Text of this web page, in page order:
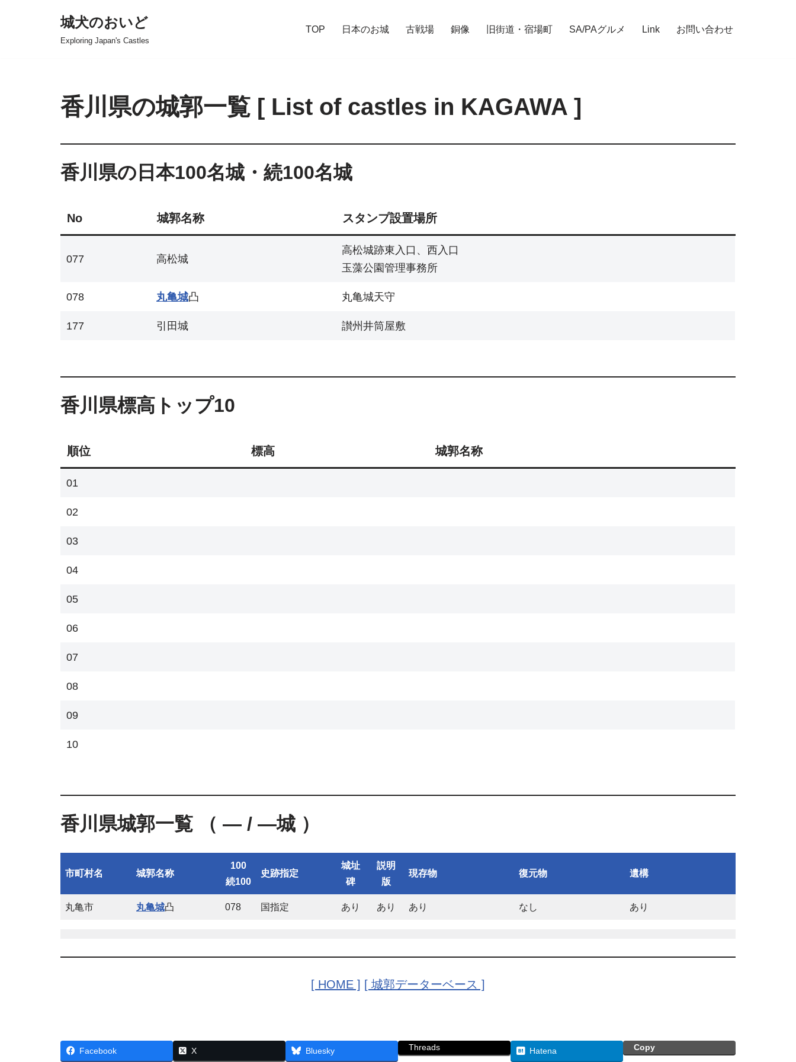
城犬のおいど
Exploring Japan's Castles
TOP 日本のお城 古戦場 銅像 旧街道・宿場町 SA/PAグルメ Link お問い合わせ
香川県の城郭一覧 [ List of castles in KAGAWA ]
香川県の日本100名城・続100名城
No 城郭名称 スタンプ設置場所
077 高松城
高松城跡東入口、西入口
玉藻公園管理事務所
078 丸亀城凸 丸亀城天守
177 引田城 讃州井筒屋敷
香川県標高トップ10
順位 標高 城郭名称
01
02
03
04
05
06
07
08
09
10
香川県城郭一覧 （ — / —城 ）
市町村名 城郭名称
100
続100
史跡指定
城址
碑
説明
版
現存物 復元物 遺構
丸亀市 丸亀城凸 078 国指定 あり あり あり なし あり
[ HOME ] [ 城郭データーベース ]
Facebook X Bluesky Threads Hatena Copy